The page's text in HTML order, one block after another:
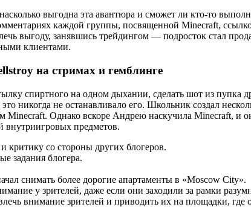
выгодна эта авантюра и сможет ли кто-то
каждой группы, посвященной Minecraft,
выгоду, занявшись трейдингом — подросток стал
клиентами.
на стримах и гемблинге
спиртного на одном дыхании, сделать шот из пупка
никогда не останавливало его. Школьник создал
Однако вскоре Андрею наскучила Minecraft, и
внутриигровых предметов.
критику со стороны других блогеров.
задания блогера.
снимать более дорогие апартаменты в «Moscow City».
у зрителей, даже если они заходили за рамки
внимание зрителей и приводить их на площадки,